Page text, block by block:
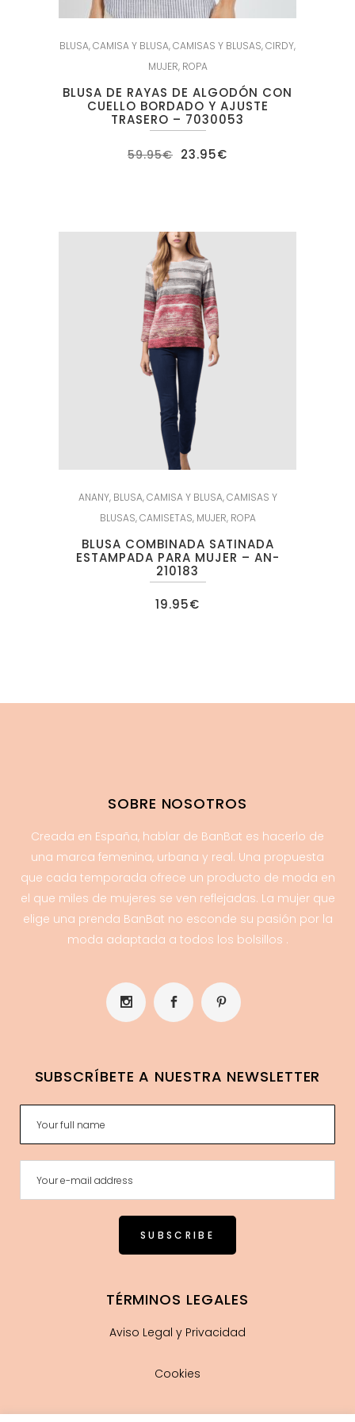
BLUSA,CAMISA Y BLUSA,CAMISAS Y BLUSAS,CIRDY,
MUJER, ROPA
BLUSA DE RAYAS DE ALGODÓN CON
CUELLO BORDADO Y AJUSTE
TRASERO – 7030053
59.95€ El
precio
23.95€
ANANY, BLUSA,CAMISA Y BLUSA,CAMISAS Y
BLUSAS,CAMISETAS, MUJER, ROPA
BLUSA COMBINADA SATINADA
ESTAMPADA PARA MUJER – AN-
210183
19.95€
SOBRE NOSOTROS
Creada en España, hablar de BanBat es hacerlo de
una marca femenina, urbana y real. Una propuesta
que cada temporada ofrece un producto de moda en
el que miles de mujeres se ven reflejadas. La mujer que
elige una prenda BanBat no esconde su pasión por la
moda adaptada a todos los bolsillos .
SUBSCRÍBETE A NUESTRA NEWSLETTER
TÉRMINOS LEGALES
Aviso Legal y Privacidad
Cookies